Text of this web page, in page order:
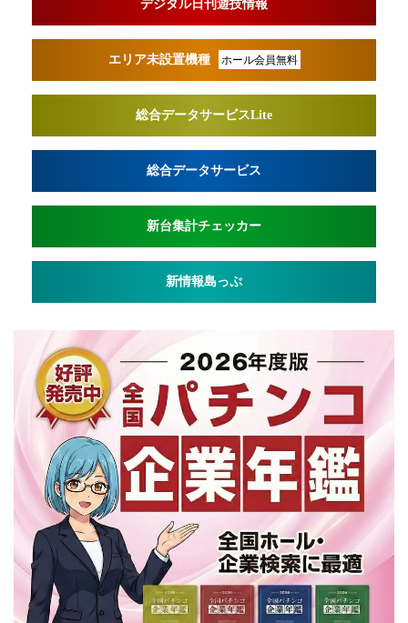
デジタル日刊遊技情報
エリア未設置機種 ホール会員無料
総合データサービスLite
総合データサービス
新台集計チェッカー
新情報島っぷ